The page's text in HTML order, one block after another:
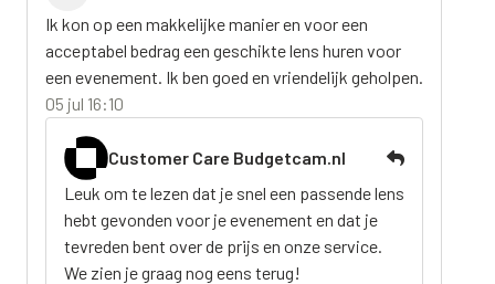
Ik kon op een makkelijke manier en voor een
acceptabel bedrag een geschikte lens huren voor
een evenement. Ik ben goed en vriendelijk geholpen.
05 jul 16:10
Customer Care Budgetcam.nl
Leuk om te lezen dat je snel een passende lens
hebt gevonden voor je evenement en dat je
tevreden bent over de prijs en onze service.
We zien je graag nog eens terug!